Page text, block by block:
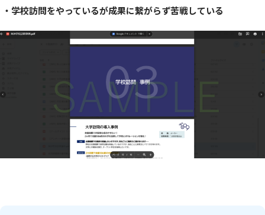
・学校訪問をやっているが成果に繋がらず苦戦している